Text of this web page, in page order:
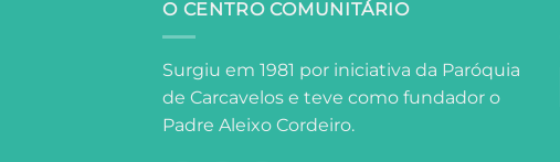
O CENTRO COMUNITÁRIO
Surgiu em 1981 por iniciativa da Paróquia
de Carcavelos e teve como fundador o
Padre Aleixo Cordeiro.